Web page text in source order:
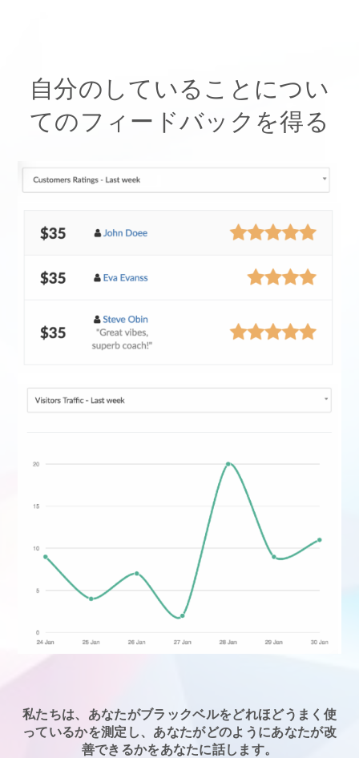
自分のしていることについ
てのフィードバックを得る
私たちは、あなたがブラックベルをどれほどうまく使
っているかを測定し、あなたがどのようにあなたが改
善できるかをあなたに話します。